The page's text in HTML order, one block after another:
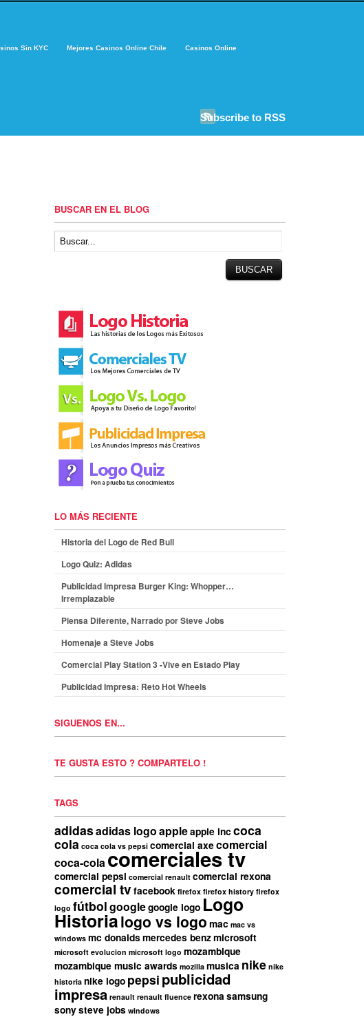
Sin KYC Mejores Casinos Online Chile Casinos Online
Subscribe to RSS
BUSCAR EN EL BLOG
LO MÁS RECIENTE
Historia del Logo de Red Bull
Logo Quiz: Adidas
Publicidad Impresa Burger King: Whopper…
Irremplazable
Piensa Diferente, Narrado por Steve Jobs
Homenaje a Steve Jobs
Comercial Play Station 3 -Vive en Estado Play
Publicidad Impresa: Reto Hot Wheels
SIGUENOS EN...
TE GUSTA ESTO ? COMPARTELO !
TAGS
adidasadidas logoappleapple inc coca
cola coca cola vs pepsi comercial axecomercial
coca-colacomerciales tv
comercial pepsi comercial renault comercial rexona
comercial tv facebook firefox firefox history firefox
logo fútbolgooglegoogle logo Logo
Historialogo vs logo mac mac vs
windows mc donaldsmercedes benzmicrosoft
microsoft evolucion microsoft logo mozambique
mozambique music awards mozilla musica nike nike
historia nike logo pepsi publicidad
impresa renault renault fluence rexona samsung
sonysteve jobs windows